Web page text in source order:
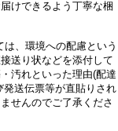
けできるよう丁寧な梱
、環境への配慮という
送り状などを添付して
汚れといった理由(配達
送伝票等が直貼りされ
せんのでご了承くださ